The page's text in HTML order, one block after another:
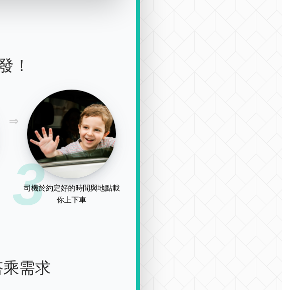
！
3
司機於約定好的時間與地點載
你上下車
需求